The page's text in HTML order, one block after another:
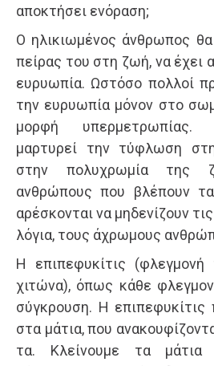
αποκτήσει ενόραση;
Ο ηλικιωμένος άνθρωπος
πείρας του στη ζωή, να έχει
ευρυωπία. Ωστόσο πολλοί
την ευρυωπία μόνον στο
μορφή
μαρτυρεί την τύφλωση
στην πολυχρωμία της
ανθρώπους που βλέπουν
αρέσκονται να μηδενίζουν
λόγια, τους άχρωμους
Η επιπεφυκίτις (φλεγμονή
χιτώνα), όπως κάθε
σύγκρουση. Η επιπεφυκίτις
στα μάτια, που
τα. Κλείνουμε τα